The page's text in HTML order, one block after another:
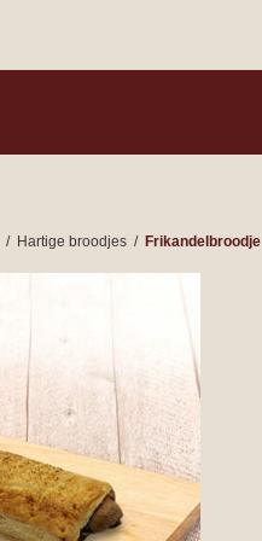
/ Hartige broodjes / Frikandelbroodje